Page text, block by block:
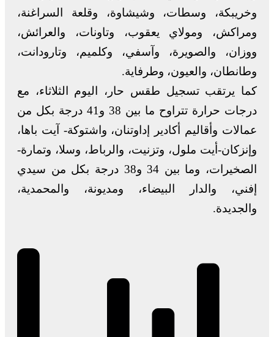
وخريبكة، وسطات، وشيشاوة، وقلعة السراغنة،
ومراكش، ومولاي يعقوب، وتاونات، والعرائش،
ووزان، والصويرة، وآسفي، وكلميم، وتارودانت،
وطانطان، والعيون، وطرفاية.
كما يرتقب تسجيل طقس حار، اليوم الثلاثاء، مع
درجات حرارة تتراوح ما بين 38 و41 درجة بكل من
عمالات وأقاليم أكادير إداوتنان، واشتوكة- آيت باها،
وإنزكان-أيت ملول، وتزنيت، والرباط، وسلا، وتمارة-
الصخيرات، وما بين 34 و38 درجة بكل من سيدي
إفني، والدار البيضاء، ومديونة، والمحمدية،
والجديدة.